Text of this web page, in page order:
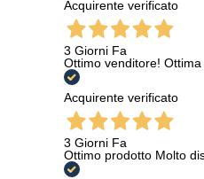
Acquirente verificato
3 Giorni Fa
Ottimo venditore!
Acquirente verificato
3 Giorni Fa
Ottimo prodotto Molto